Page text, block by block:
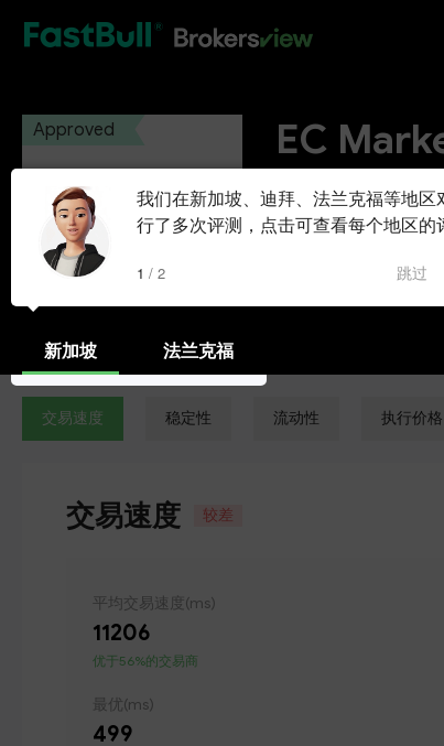
Approved EC
EC Markets Group
新加坡 法兰克福
交易速度 稳定性 流动性 执行价格
交易速度 较差
平均交易速度(ms)
11206
优于56%的交易商
最优(ms)
499
我们在新加坡、迪拜、法兰克福等地区
行了多次评测，点击可查看每个地区的
1 / 2 跳过